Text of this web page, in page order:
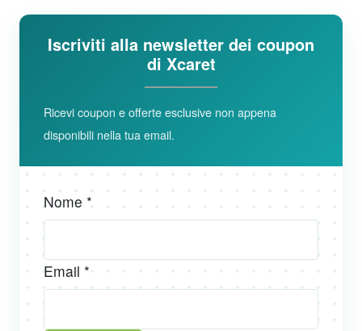
Iscriviti alla newsletter dei coupon
di Xcaret
Ricevi coupon e offerte esclusive non appena
disponibili nella tua email.
Nome *
Email *